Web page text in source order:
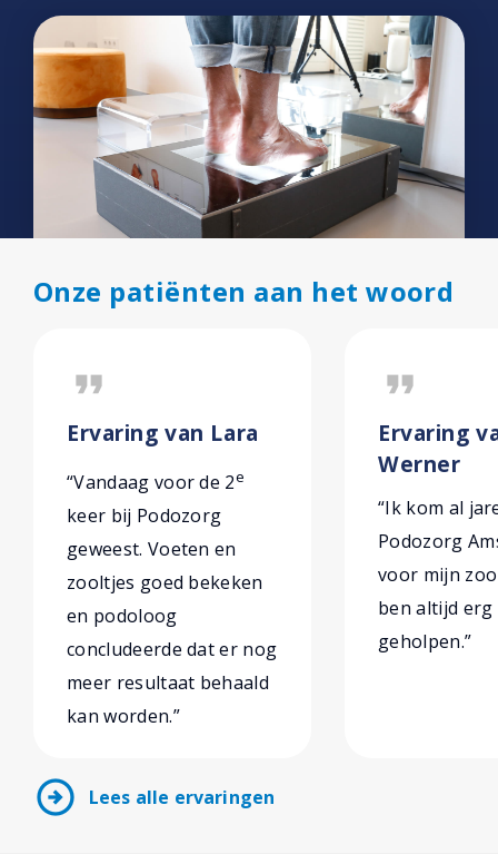
Onze patiënten aan het woord
format_quote
Ervaring van Lara
“Vandaag voor de 2e
keer bij Podozorg
geweest. Voeten en
zooltjes goed bekeken
en podoloog
concludeerde dat er nog
meer resultaat behaald
kan worden.”
format_quote
Ervaring
Werner
“Ik kom al
Podozorg
voor mijn
ben altijd erg
geholpen.”
arrow_circle_right Lees alle ervaringen